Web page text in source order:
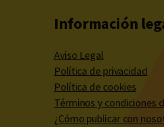
Información
Aviso Legal
Política de privacidad
Política de cookies
Términos y condiciones
¿Cómo publicar con